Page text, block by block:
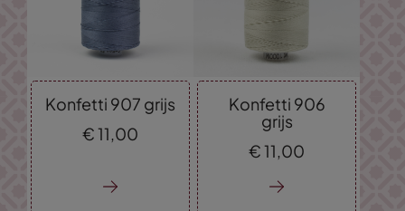
Konfetti 907 grijs
€11,00
Konfetti 906
grijs
€11,00